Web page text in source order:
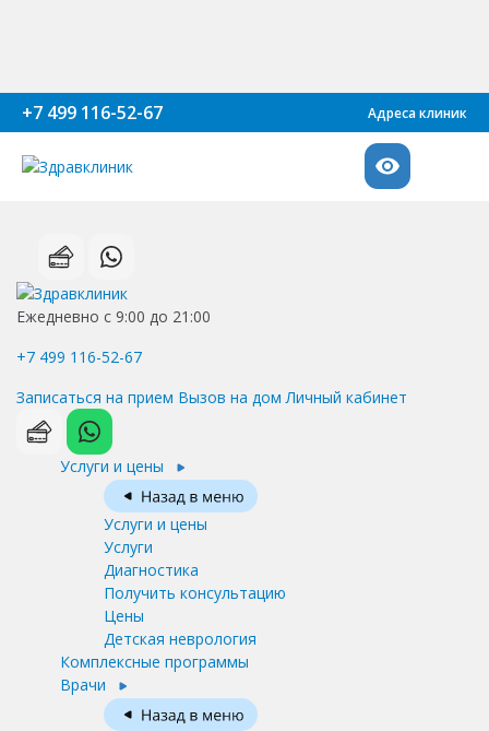
+7 499 116-52-67 Адреса клиник
Ежедневно с 9:00 до 21:00
+7 499 116-52-67
Записаться на прием Вызов на дом Личный кабинет
Услуги и цены
Услуги и цены
Услуги
Диагностика
Получить консультацию
Цены
Детская неврология
Комплексные программы
Врачи